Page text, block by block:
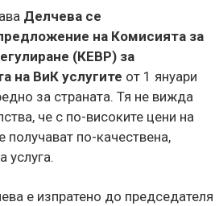
Делчева се
на Комисията за
(КЕВР) за
на ВиК услугите от 1 януари
за страната. Тя не вижда
че с по-високите цени на
по-качествена,
услуга.
е изпратено до председателя